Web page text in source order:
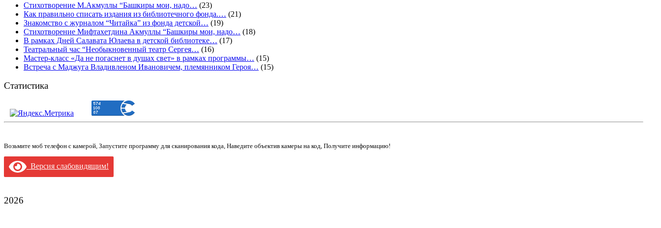
Стихотворение М.Акмуллы “Башкиры мои, надо… (23)
Как правильно списать издания из библиотечного фонда.… (21)
Знакомство с журналом “Читайка” из фонда детской… (19)
Стихотворение Мифтахетдина Акмуллы “Башкиры мои, надо… (18)
В рамках Дней Салавата Юлаева в детской библиотеке… (17)
Театральный час “Необыкновенный театр Сергея… (16)
Мастер-класс «Да не погаснет в душах свет» в рамках программы… (15)
Встреча с Маджуга Владивленом Ивановичем, племянником Героя… (15)
Статистика
Возьмите моб телефон с камерой, Запустите программу для сканирования кода, Наведите объектив камеры на код, Получите информацию!
Версия слабовидящим!
2026